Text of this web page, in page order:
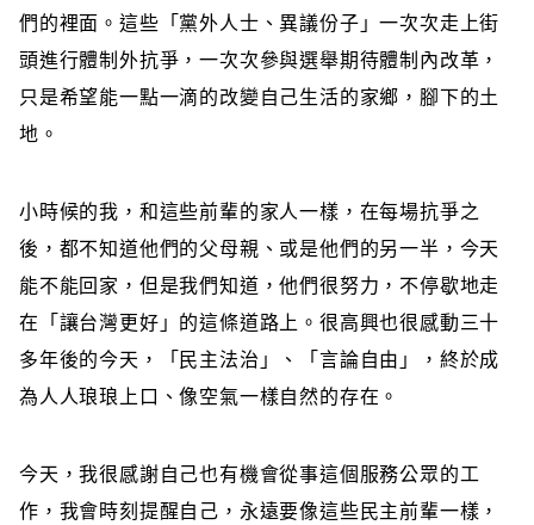
們的裡面。這些「黨外人士、異議份子」一次次走上街
頭進行體制外抗爭，一次次參與選舉期待體制內改革，
只是希望能一點一滴的改變自己生活的家鄉，腳下的土
地。
小時候的我，和這些前輩的家人一樣，在每場抗爭之
後，都不知道他們的父母親、或是他們的另一半，今天
能不能回家，但是我們知道，他們很努力，不停歇地走
在「讓台灣更好」的這條道路上。很高興也很感動三十
多年後的今天，「民主法治」、「言論自由」，終於成
為人人琅琅上口、像空氣一樣自然的存在。
今天，我很感謝自己也有機會從事這個服務公眾的工
作，我會時刻提醒自己，永遠要像這些民主前輩一樣，